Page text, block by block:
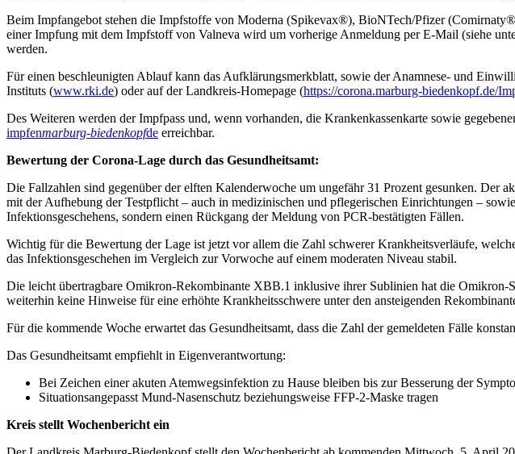
Beim Impfangebot stehen die Impfstoffe von Moderna (Spikevax®), BioNTech/Pfizer
einer Impfung mit dem Impfstoff von Valneva wird um vorherige Anmeldung per E-Mail (siehe
werden.
Für einen beschleunigten Ablauf kann das Aufklärungsmerkblatt, sowie der Anamnese- und
Instituts (www.rki.de) oder auf der Landkreis-Homepage (https://corona.marburg-biedenkopf.de/
Des Weiteren werden der Impfpass und, wenn vorhanden, die Krankenkassenkarte sowie
impfenmarburg-biedenkopfde erreichbar.
Bewertung der Corona-Lage durch das Gesundheitsamt:
Die Fallzahlen sind gegenüber der elften Kalenderwoche um ungefähr 31 Prozent gesunken. Der
mit der Aufhebung der Testpflicht – auch in medizinischen und pflegerischen Einrichtungen –
Infektionsgeschehens, sondern einen Rückgang der Meldung von PCR-bestätigten Fällen.
Wichtig für die Bewertung der Lage ist jetzt vor allem die Zahl schwerer Krankheitsverläufe,
das Infektionsgeschehen im Vergleich zur Vorwoche auf einem moderaten Niveau stabil.
Die leicht übertragbare Omikron-Rekombinante XBB.1 inklusive ihrer Sublinien hat die
weiterhin keine Hinweise für eine erhöhte Krankheitsschwere unter den ansteigenden
Für die kommende Woche erwartet das Gesundheitsamt, dass die Zahl der gemeldeten Fälle
Das Gesundheitsamt empfiehlt in Eigenverantwortung:
Bei Zeichen einer akuten Atemwegsinfektion zu Hause bleiben bis zur Besserung der
Situationsangepasst Mund-Nasenschutz beziehungsweise FFP-2-Maske tragen
Kreis stellt Wochenbericht ein